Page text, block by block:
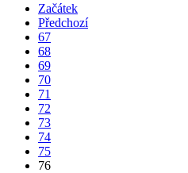
Začátek
Předchozí
67
68
69
70
71
72
73
74
75
76